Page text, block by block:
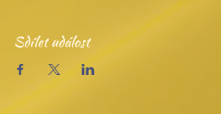
Sdílet událost